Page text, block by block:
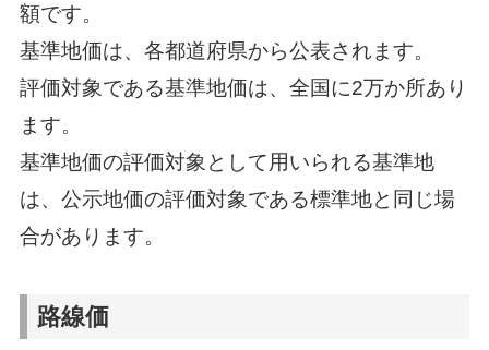
額です。
基準地価は、各都道府県から公表されます。
評価対象である基準地価は、全国に2万か所あり
ます。
基準地価の評価対象として用いられる基準地
は、公示地価の評価対象である標準地と同じ場
合があります。
路線価